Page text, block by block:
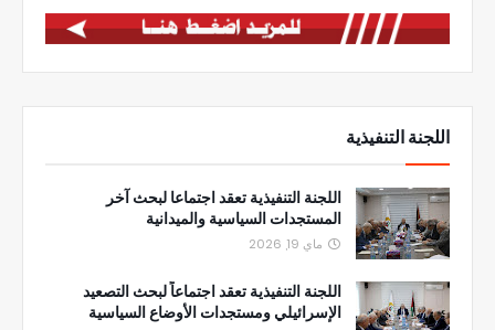
اللجنة التنفيذية
اللجنة التنفيذية تعقد اجتماعا لبحث آخر
المستجدات السياسية والميدانية
ماي 19, 2026
اللجنة التنفيذية تعقد اجتماعاً لبحث التصعيد
الإسرائيلي ومستجدات الأوضاع السياسية